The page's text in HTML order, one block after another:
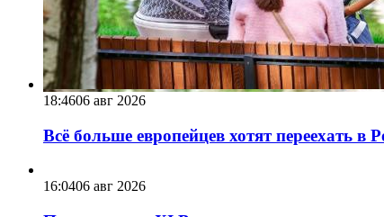
18:4606 авг 2026
Всё больше европейцев хотят переехать в
16:0406 авг 2026